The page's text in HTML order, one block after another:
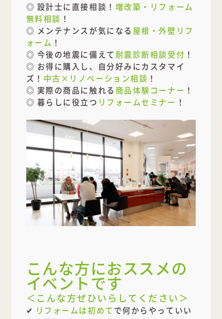
◎ 設計士に直接相談！ 増改築・リフォーム
無料相談 ！
◎ メンテナンスが気になる 屋根・外壁リフ
ォーム ！
◎ 今後の地震に備えて耐震診断相談受付 ！
◎ お得に購入し、自分好みにカスタマイ
ズ！ 中古×リノベーション相談 ！
◎ 実際の商品に触れる 商品体験コーナー ！
◎ 暮らしに役立つ リフォームセミナー ！
こんな方におススメの
イベントです
＜こんな方ぜひいらしてください＞
✔ リフォームは初めて で何からやっていい